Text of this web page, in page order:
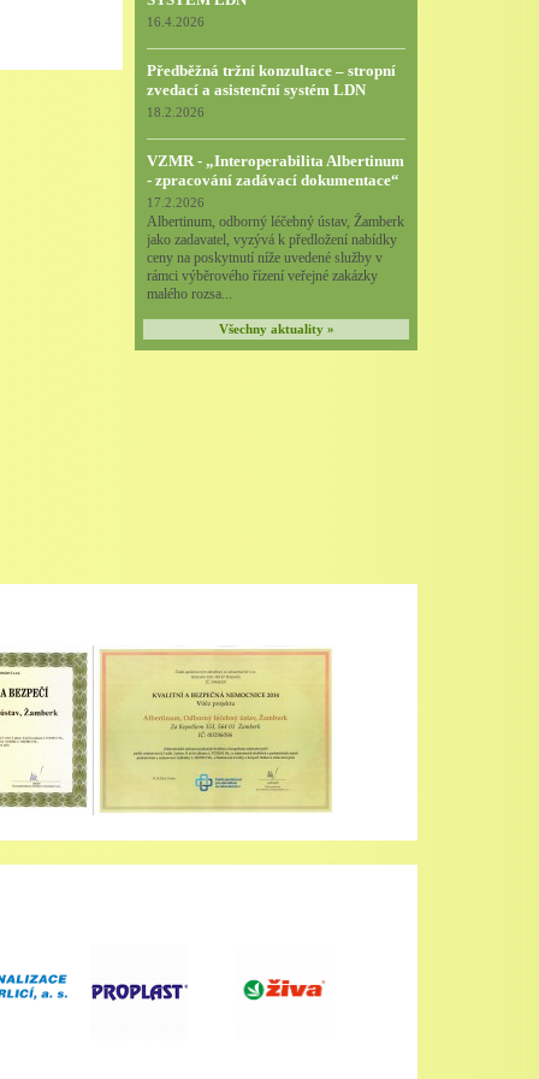
16.4.2026
Předběžná tržní konzultace – stropní
zvedací a asistenční systém LDN
18.2.2026
VZMR - „Interoperabilita Albertinum
- zpracování zadávací dokumentace“
17.2.2026
Albertinum, odborný léčebný ústav, Žamberk
jako zadavatel, vyzývá k předložení nabídky
ceny na poskytnutí níže uvedené služby v
rámci výběrového řízení veřejné zakázky
malého rozsa...
Všechny aktuality »